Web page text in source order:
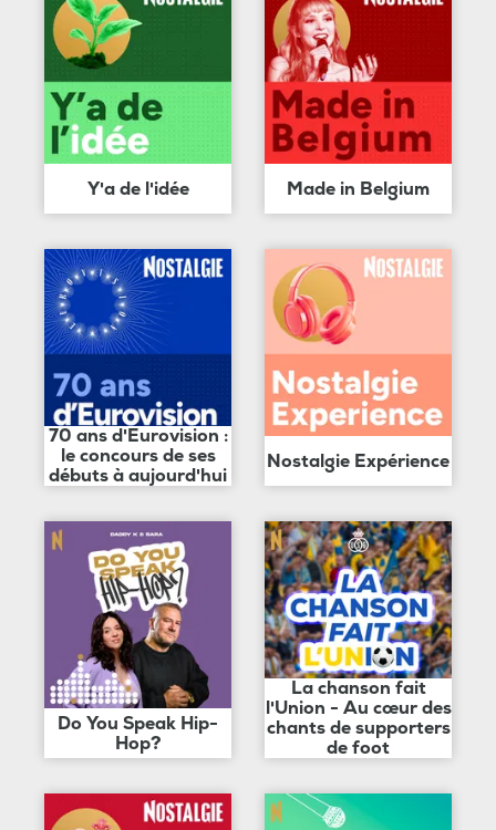
Y'a de l'idée Made in Belgium
70 ans d'Eurovision :
le concours de ses
débuts à aujourd'hui
Nostalgie Expérience
Do You Speak Hip-
Hop?
La chanson fait
l'Union - Au cœur des
chants de supporters
de foot